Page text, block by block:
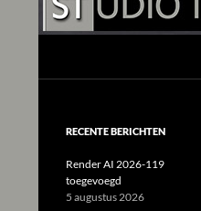
RECENTE BERICHTEN
Render AI 2026-119
toegevoegd
5 augustus 2026